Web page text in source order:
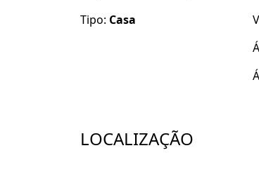
cozinha ampla,
Agende uma visita com de
Tipo: Casa
LOCALIZAÇÃO